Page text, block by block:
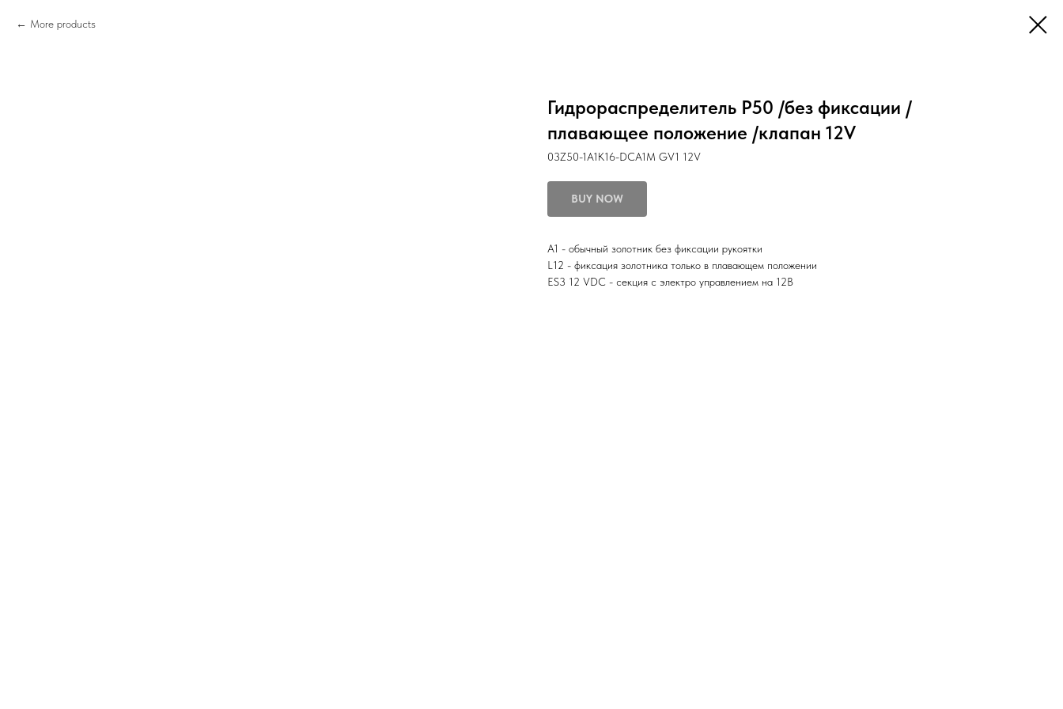
More products
Гидрораспределитель Р50 /без фиксации /
плавающее положение /клапан 12V
03Z50-1A1K16-DCA1M GV1 12V
BUY NOW
A1 - обычный золотник без фиксации рукоятки
L12 - фиксация золотника только в плавающем положении
ES3 12 VDC - секция с электро управлением на 12В